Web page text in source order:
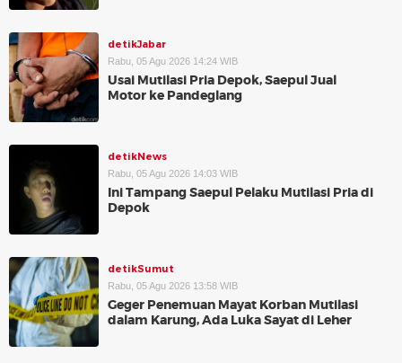
detikJabar
Rabu, 05 Agu 2026 14:24 WIB
Usai Mutilasi Pria Depok, Saepul Jual
Motor ke Pandeglang
detikNews
Rabu, 05 Agu 2026 14:03 WIB
Ini Tampang Saepul Pelaku Mutilasi Pria di
Depok
detikSumut
Rabu, 05 Agu 2026 13:58 WIB
Geger Penemuan Mayat Korban Mutilasi
dalam Karung, Ada Luka Sayat di Leher